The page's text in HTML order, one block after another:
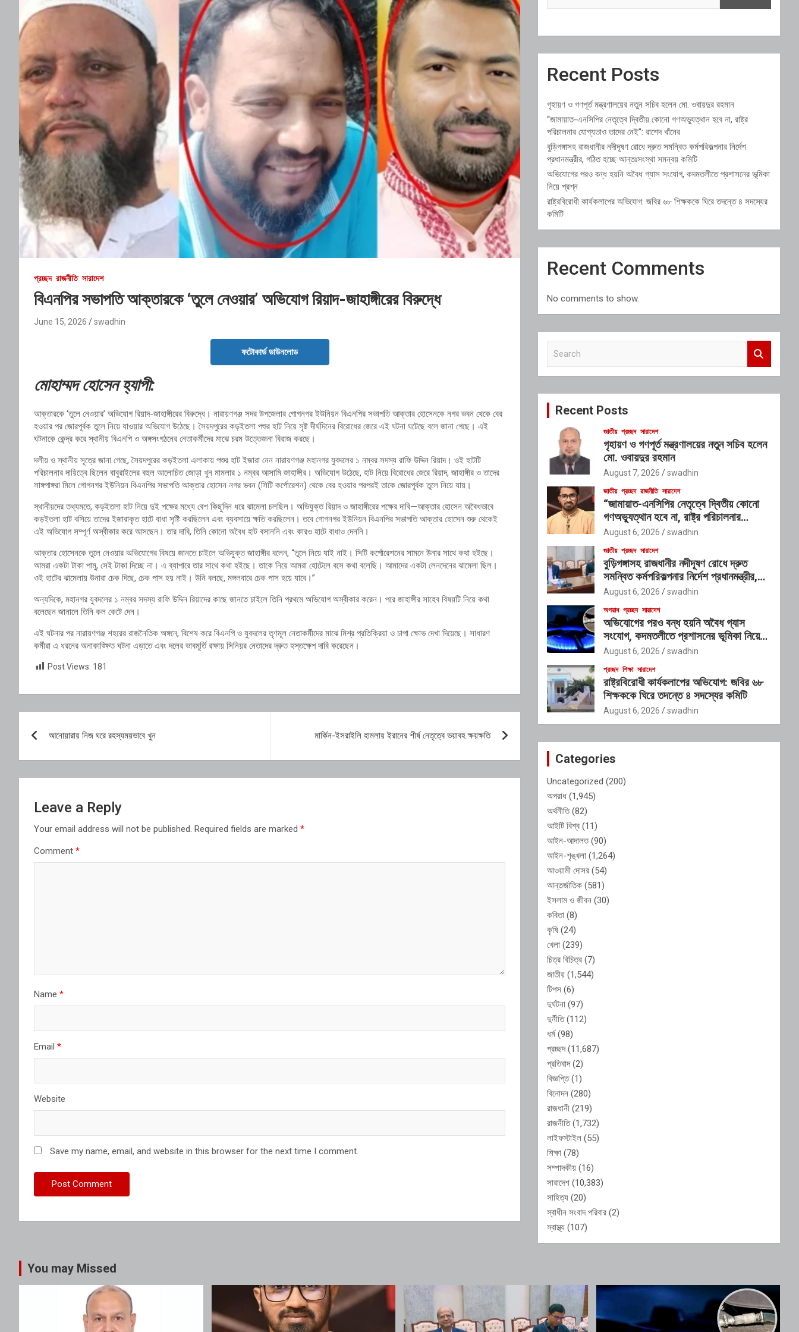
প্রচ্ছদ রাজনীতি সারাদেশ
বিএনপির সভাপতি আক্তারকে ‘তুলে নেওয়ার’ অভিযোগ রিয়াদ-জাহাঙ্গীরের বিরুদ্ধে
June 15, 2026 swadhin
ফটোকার্ড ডাউনলোড
মোহাম্মদ হোসেন হ্যাপী:
আক্তারকে ‘তুলে নেওয়ার’ অভিযোগ রিয়াদ-জাহাঙ্গীরের বিরুদ্ধে। নারায়ণগঞ্জ সদর উপজেলার গোগনগর ইউনিয়ন বিএনপির সভাপতি আক্তার হোসেনকে নগর ভবন থেকে বের
হওয়ার পর জোরপূর্বক তুলে নিয়ে যাওয়ার অভিযোগ উঠেছে। সৈয়দপুরের কড়ইতলা পশুর হাট নিয়ে সৃষ্ট দীর্ঘদিনের বিরোধের জেরে এই ঘটনা ঘটেছে বলে জানা গেছে। এই
ঘটনাকে কেন্দ্র করে স্থানীয় বিএনপি ও অঙ্গসংগঠনের নেতাকর্মীদের মাঝে চরম উত্তেজনা বিরাজ করছে।
দলীয় ও স্থানীয় সূত্রে জানা গেছে, সৈয়দপুরের কড়ইতলা এলাকায় পশুর হাট ইজারা নেন নারায়ণগঞ্জ মহানগর যুবদলের ১ নম্বর সদস্য রাফি উদ্দিন রিয়াদ। ওই হাটটি
পরিচালনার দায়িত্বে ছিলেন বাবুরাইলের বহুল আলোচিত জোড়া খুন মামলার ১ নম্বর আসামি জাহাঙ্গীর। অভিযোগ উঠেছে, হাট নিয়ে বিরোধের জেরে রিয়াদ, জাহাঙ্গীর ও তাদের
সাঙ্গপাঙ্গরা মিলে গোগনগর ইউনিয়ন বিএনপির সভাপতি আক্তার হোসেন নগর ভবন (সিটি কর্পোরেশন) থেকে বের হওয়ার পরপরই তাকে জোরপূর্বক তুলে নিয়ে যায়।
স্থানীয়দের তথ্যমতে, কড়ইতলা হাট নিয়ে দুই পক্ষের মধ্যে বেশ কিছুদিন ধরে ঝামেলা চলছিল। অভিযুক্ত রিয়াদ ও জাহাঙ্গীরের পক্ষের দাবি—আক্তার হোসেন অবৈধভাবে
কড়ইতলা হাট বসিয়ে তাদের ইজারাকৃত হাটে বাধা সৃষ্টি করছিলেন এবং ব্যবসায়ে ক্ষতি করছিলেন। তবে গোগনগর ইউনিয়ন বিএনপির সভাপতি আক্তার হোসেন শুরু থেকেই
এই অভিযোগ সম্পূর্ণ অস্বীকার করে আসছেন। তার দাবি, তিনি কোনো অবৈধ হাট বসাননি এবং কারও হাটে বাধাও দেননি।
আক্তার হোসেনকে তুলে নেওয়ার অভিযোগের বিষয়ে জানতে চাইলে অভিযুক্ত জাহাঙ্গীর বলেন, “তুলে নিয়ে যাই নাই। সিটি কর্পোরেশনের সামনে উনার সাথে কথা হইছে।
আমরা একটা টাকা পামু, সেই টাকা দিচ্ছে না। এ ব্যাপারে তার সাথে কথা হইছে। তাকে নিয়ে আমরা হোটেলে বসে কথা বলেছি। আমাদের একটা লেনদেনের ঝামেলা ছিল।
ওই হাটের ঝামেলায় উনারা চেক দিছে, চেক পাস হয় নাই। উনি বলছে, মঙ্গলবারে চেক পাস হয়ে যাবে।”
অন্যদিকে, মহানগর যুবদলের ১ নম্বর সদস্য রাফি উদ্দিন রিয়াদের কাছে জানতে চাইলে তিনি প্রথমে অভিযোগ অস্বীকার করেন। পরে জাহাঙ্গীর সাহেব বিষয়টি নিয়ে কথা
বলেছেন জানালে তিনি কল কেটে দেন।
এই ঘটনার পর নারায়ণগঞ্জ শহরের রাজনৈতিক অঙ্গনে, বিশেষ করে বিএনপি ও যুবদলের তৃণমূল নেতাকর্মীদের মাঝে মিশ্র প্রতিক্রিয়া ও চাপা ক্ষোভ দেখা দিয়েছে। সাধারণ
কর্মীরা এ ধরনের অনাকাঙ্ক্ষিত ঘটনা এড়াতে এবং দলের ভাবমূর্তি রক্ষায় সিনিয়র নেতাদের দ্রুত হস্তক্ষেপ দাবি করেছেন।
Post Views: 181
navigation
আনোয়ারায় নিজ ঘরে রহস্যময়ভাবে খুন মার্কিন-ইসরাইলি হামলায় ইরানের শীর্ষ নেতৃত্বে ভয়াবহ ক্ষয়ক্ষতি
Leave a Reply
Your email address will not be published. Required fields are marked *
Comment *
Name *
Email *
Website
Save my name, email, and website in this browser for the next time I comment.
Recent Posts
গৃহায়ণ ও গণপূর্ত মন্ত্রণালয়ের নতুন সচিব হলেন মো. ওবায়দুর রহমান
“জামায়াত-এনসিপির নেতৃত্বে দ্বিতীয় কোনো গণঅভ্যুত্থান হবে না, রাষ্ট্র
পরিচালনার যোগ্যতাও তাদের নেই”: রাশেদ খাঁনের
বুড়িগঙ্গাসহ রাজধানীর নদীদূষণ রোধে দ্রুত সমন্বিত কর্মপরিকল্পনার নির্দেশ
প্রধানমন্ত্রীর, গঠিত হচ্ছে আন্তঃসংস্থা সমন্বয় কমিটি
অভিযোগের পরও বন্ধ হয়নি অবৈধ গ্যাস সংযোগ, কদমতলীতে প্রশাসনের ভূমিকা
নিয়ে প্রশ্ন
রাষ্ট্রবিরোধী কার্যকলাপের অভিযোগ: জবির ৬৮ শিক্ষককে ঘিরে তদন্তে ৪ সদস্যের
কমিটি
Recent Comments
No comments to show.
c
Recent Posts
জাতীয় প্রচ্ছদ সারাদেশ
গৃহায়ণ ও গণপূর্ত মন্ত্রণালয়ের নতুন সচিব হলেন
মো. ওবায়দুর রহমান
August 7, 2026 swadhin
জাতীয় প্রচ্ছদ রাজনীতি সারাদেশ
“জামায়াত-এনসিপির নেতৃত্বে দ্বিতীয় কোনো
গণঅভ্যুত্থান হবে না, রাষ্ট্র পরিচালনার
যোগ্যতাও তাদের নেই”: রাশেদ খাঁনের
August 6, 2026 swadhin
জাতীয় প্রচ্ছদ সারাদেশ
বুড়িগঙ্গাসহ রাজধানীর নদীদূষণ রোধে দ্রুত
সমন্বিত কর্মপরিকল্পনার নির্দেশ প্রধানমন্ত্রীর,
গঠিত হচ্ছে আন্তঃসংস্থা সমন্বয় কমিটি
August 6, 2026 swadhin
অপরাধ প্রচ্ছদ সারাদেশ
অভিযোগের পরও বন্ধ হয়নি অবৈধ গ্যাস
সংযোগ, কদমতলীতে প্রশাসনের ভূমিকা নিয়ে
প্রশ্ন
August 6, 2026 swadhin
প্রচ্ছদ শিক্ষা সারাদেশ
রাষ্ট্রবিরোধী কার্যকলাপের অভিযোগ: জবির ৬৮
শিক্ষককে ঘিরে তদন্তে ৪ সদস্যের কমিটি
August 6, 2026 swadhin
Categories
Uncategorized (200)
অপরাধ (1,945)
অর্থনীতি(82)
আইটি বিশ্ব (11)
আইন-আদালত(90)
আইন-শৃঙ্খলা (1,264)
আওয়ামী দোসর (54)
আন্তর্জাতিক (581)
ইসলাম ও জীবন (30)
কবিতা (8)
কৃষি (24)
খেলা (239)
চিত্র বিচিত্র (7)
জাতীয় (1,544)
টিপস (6)
দুর্ঘটনা (97)
দুর্নীতি(112)
ধর্ম(98)
প্রচ্ছদ(11,687)
প্রতিবাদ(2)
বিজ্ঞপ্তি(1)
বিনোদন (280)
রাজধানী (219)
রাজনীতি(1,732)
লাইফস্টাইল (55)
শিক্ষা (78)
সম্পাদকীয় (16)
সারাদেশ (10,383)
সাহিত্য (20)
স্বাধীন সংবাদ পরিবার (2)
স্বাস্থ্য (107)
You may Missed